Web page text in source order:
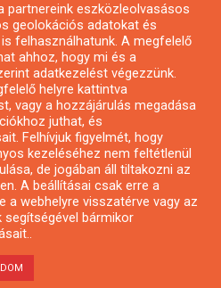
partnereink eszközleolvasásos
geolokációs adatokat és
felhasználhatunk. A megfelelő
ahhoz, hogy mi és a
adatkezelést végezzünk.
helyre kattintva
vagy a hozzájárulás megadása
juthat, és
Felhívjuk figyelmét, hogy
kezeléséhez nem feltétlenül
de jogában áll tiltakozni az
A beállításai csak erre a
a webhelyre visszatérve vagy az
segítségével bármikor